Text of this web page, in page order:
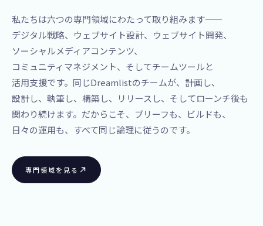
​私たちは​六つの​専門領域に​わたって​取り組みます——
デジタル戦略、​ウェブサイト設計、​ウェブサイト開発、​
ソーシャルメディアコンテンツ、​
コミュニティマネジメント、​そして​チームツールと​
活用支援です。​同じ​Dreamlistの​チームが、​計画し、​
設計し、​執筆し、​構築し、​リリースし、​そして​ローンチ後も​
関わり続けます。​だから​こそ、​ブリーフも、​ビルドも、​
日々の​運用も、​すべて​同じ​論理に​従うのです。​
専門領域を見る